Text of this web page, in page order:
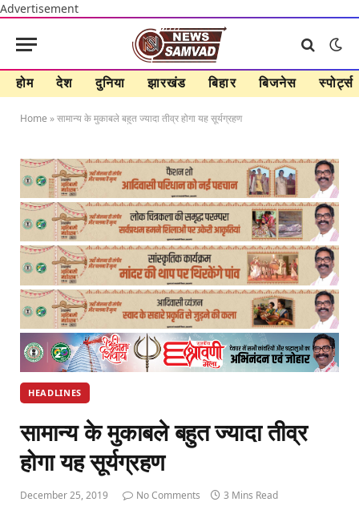
Advertisement
होम देश दुनिया झारखंड बिहार बिजनेस स्पोर्ट्स
Home »सामान्य के मुकाबले बहुत ज्यादा तीव्र होगा यह सूर्यग्रहण
HEADLINES
सामान्य के मुकाबले बहुत ज्यादा तीव्र
होगा यह सूर्यग्रहण
December 25, 2019 No Comments 3 Mins Read